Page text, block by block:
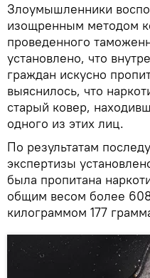
Злоумышленники
изощренным методом
проведенного
установлено, что
граждан искусно
выяснилось, что
старый ковер,
одного из этих лиц.
По результатам
экспертизы
была пропитана
общим весом более
килограммом 177